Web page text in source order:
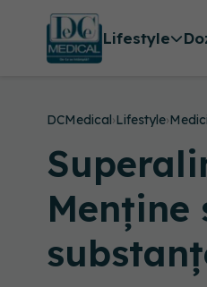
Lifestyle
DCMedical›Lifestyle›